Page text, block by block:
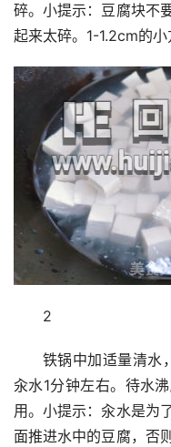
碎。小提示：豆腐块不
起来太碎。1-1.2cm的小
2
铁锅中加适量清水
汆水1分钟左右。待水
用。小提示：汆水是为
面推进水中的豆腐，否